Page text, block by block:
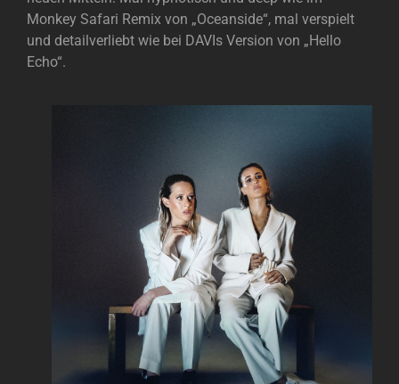
Monkey Safari Remix von „Oceanside“, mal verspielt
und detailverliebt wie bei DAVIs Version von „Hello
Echo“.